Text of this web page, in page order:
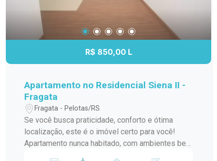
R$ 850,00 L
Apartamento no Residencial Siena II -
Fragata
Fragata - Pelotas/RS
Se você busca praticidade, conforto e ótima
localização, este é o imóvel certo para você!
Apartamento nunca habitado, com ambientes bem